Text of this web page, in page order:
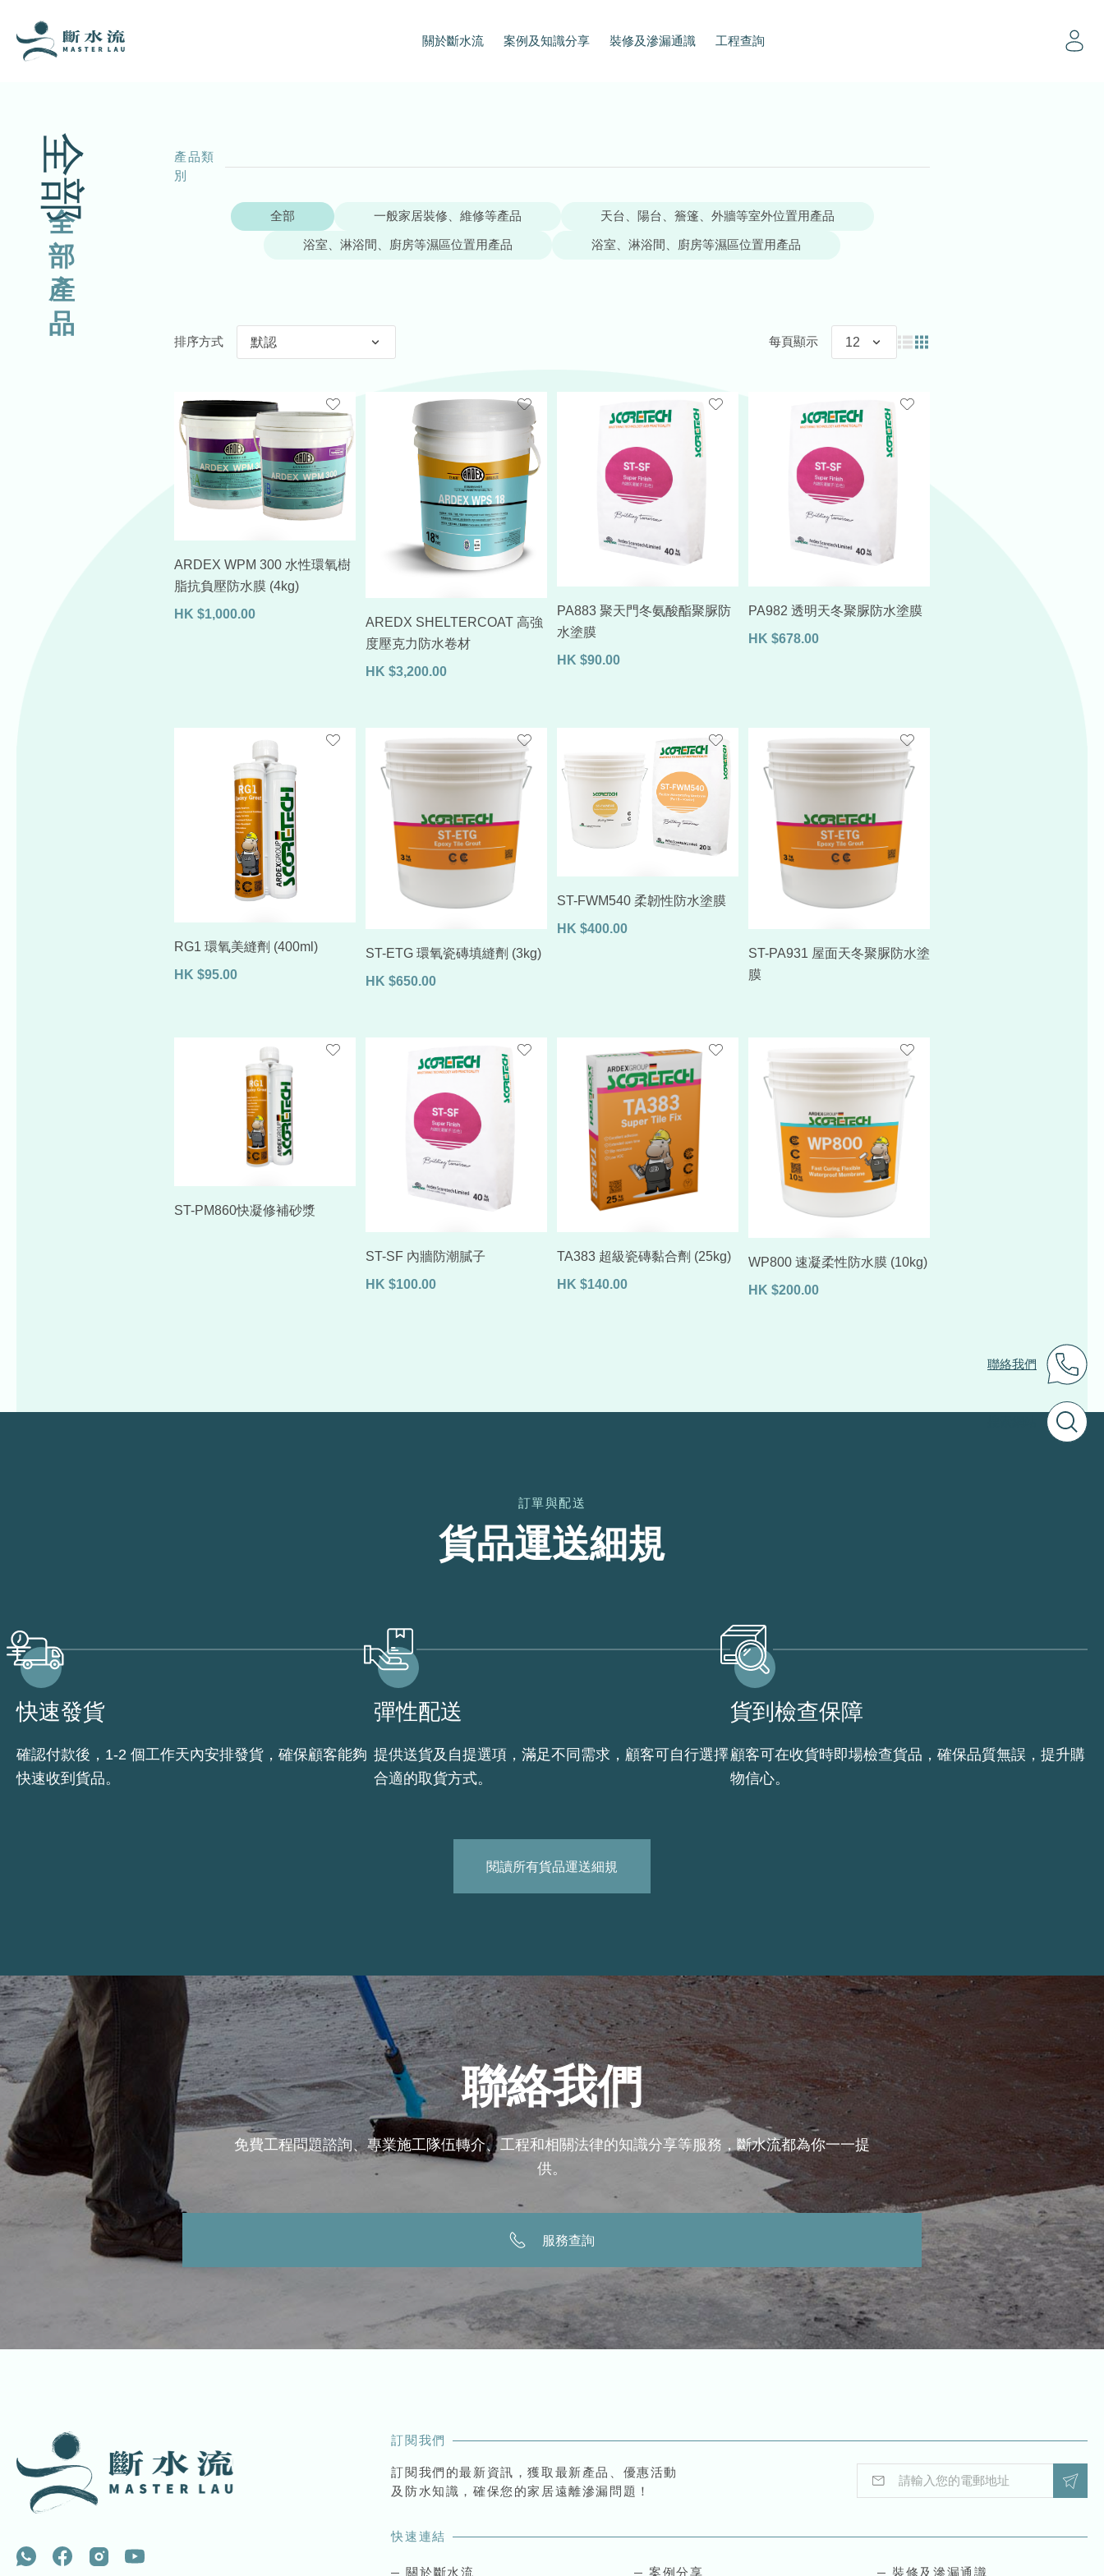
關於斷水流 案例及知識分享 裝修及滲漏通識 工程查詢
聯絡我們
全部
全
部
產
品
產品類
別
全部 一般家居裝修、維修等產品 天台、陽台、簷篷、外牆等室外位置用產品
浴室、淋浴間、廚房等濕區位置用產品 浴室、淋浴間、廚房等濕區位置用產品
排序方式 每頁顯示
ARDEX WPM 300 水性環氧樹
脂抗負壓防水膜 (4kg)
HK $1,000.00
AREDX SHELTERCOAT 高強
度壓克力防水卷材
HK $3,200.00
PA883 聚天門冬氨酸酯聚脲防
水塗膜
HK $90.00
PA982 透明天冬聚脲防水塗膜
HK $678.00
RG1 環氧美縫劑 (400ml)
HK $95.00
ST-ETG 環氧瓷磚填縫劑 (3kg)
HK $650.00
ST-FWM540 柔韌性防水塗膜
HK $400.00
ST-PA931 屋面天冬聚脲防水塗
膜
ST-PM860快凝修補砂漿
ST-SF 內牆防潮膩子
HK $100.00
TA383 超級瓷磚黏合劑 (25kg)
HK $140.00
WP800 速凝柔性防水膜 (10kg)
HK $200.00
訂單與配送
貨品運送細規
快速發貨
確認付款後，1-2 個工作天內安排發貨，確保顧客能夠
快速收到貨品。
彈性配送
提供送貨及自提選項，滿足不同需求，顧客可自行選擇
合適的取貨方式。
貨到檢查保障
顧客可在收貨時即場檢查貨品，確保品質無誤，提升購
物信心。
閱讀所有貨品運送細規
聯絡我們
免費工程問題諮詢、專業施工隊伍轉介、工程和相關法律的知識分享等服務，斷水流都為你一一提
供。
服務查詢
訂閱我們
訂閱我們的最新資訊，獲取最新產品、優惠活動
及防水知識，確保您的家居遠離滲漏問題！
a
l
a
l
快速連結
關於斷水流 案例分享 裝修及滲漏通識